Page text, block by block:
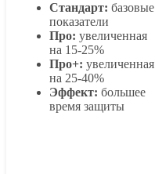
Стандарт: базовые
показатели
Про: увеличенная
на 15-25%
Про+: увеличенная
на 25-40%
Эффект: большее
время защиты